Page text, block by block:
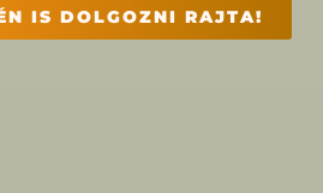
IS DOLGOZNI RAJTA!